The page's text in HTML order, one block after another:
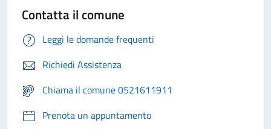
Contatta il comune
Leggi le domande frequenti
Richiedi Assistenza
Chiama il comune 0521611911
Prenota un appuntamento